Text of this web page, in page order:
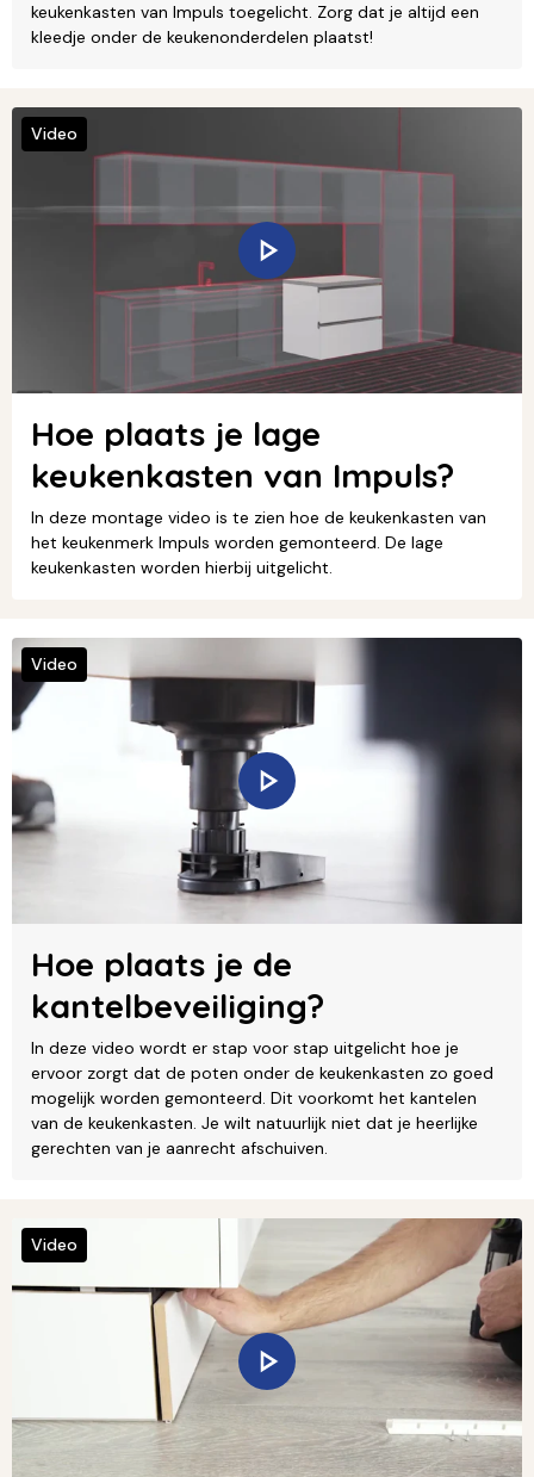
keukenkasten van Impuls toegelicht. Zorg dat je altijd een
kleedje onder de keukenonderdelen plaatst!
Hoe plaats je lage
keukenkasten van Impuls?
In deze montage video is te zien hoe de keukenkasten van
het keukenmerk Impuls worden gemonteerd. De lage
keukenkasten worden hierbij uitgelicht.
Video
Hoe plaats je de
kantelbeveiliging?
In deze video wordt er stap voor stap uitgelicht hoe je
ervoor zorgt dat de poten onder de keukenkasten zo goed
mogelijk worden gemonteerd. Dit voorkomt het kantelen
van de keukenkasten. Je wilt natuurlijk niet dat je heerlijke
gerechten van je aanrecht afschuiven.
Video
Video